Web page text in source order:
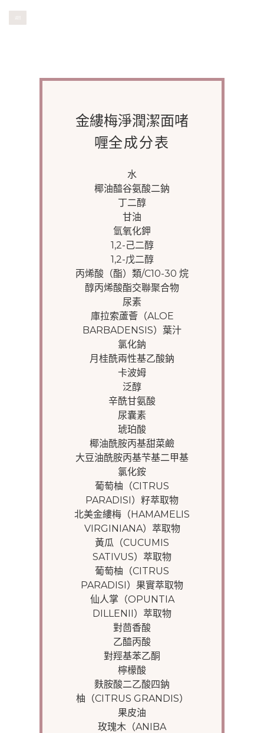
金縷梅淨潤潔面啫
喱全成分表
水
椰油醯谷氨酸二鈉
丁二醇
甘油
氫氧化鉀
1,2-己二醇
1,2-戊二醇
丙烯酸（酯）類/C10-30 烷
醇丙烯酸酯交聯聚合物
尿素
庫拉索蘆薈（ALOE
BARBADENSIS）葉汁
氯化鈉
月桂酰兩性基乙酸鈉
卡波姆
泛醇
辛酰甘氨酸
尿囊素
琥珀酸
椰油酰胺丙基甜菜鹼
大豆油酰胺丙基芐基二甲基
氯化銨
葡萄柚（CITRUS
PARADISI）籽萃取物
北美金縷梅（HAMAMELIS
VIRGINIANA）萃取物
黃瓜（CUCUMIS
SATIVUS）萃取物
葡萄柚（CITRUS
PARADISI）果實萃取物
仙人掌（OPUNTIA
DILLENII）萃取物
對茴香酸
乙醯丙酸
對羥基苯乙酮
檸檬酸
麩胺酸二乙酸四鈉
柚（CITRUS GRANDIS）
果皮油
玫瑰木（ANIBA